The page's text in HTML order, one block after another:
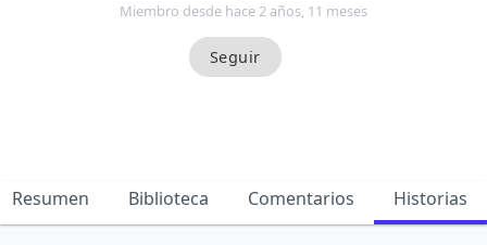
Miembro desde hace 2 años, 11 meses
Resumen Biblioteca Comentarios Historias